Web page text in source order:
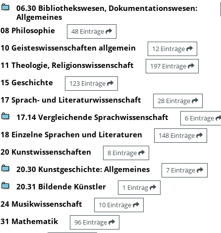
06.30 Bibliothekswesen, Dokumentationswesen:
Allgemeines
08 Philosophie 48 Einträge
10 Geisteswissenschaften allgemein 12 Einträge
11 Theologie, Religionswissenschaft 197 Einträge
15 Geschichte 123 Einträge
17 Sprach- und Literaturwissenschaft 28 Einträge
17.14 Vergleichende Sprachwissenschaft 6 Einträge
18 Einzelne Sprachen und Literaturen 148 Einträge
20 Kunstwissenschaften 8 Einträge
20.30 Kunstgeschichte: Allgemeines 7 Einträge
20.31 Bildende Künstler 1 Eintrag
24 Musikwissenschaft 10 Einträge
31 Mathematik 96 Einträge